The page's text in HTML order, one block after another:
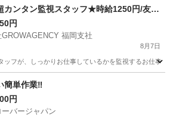
カンタン監視スタッフ★時給1250円/友達
にも(笑)
円
福岡支社
8月7日
ッフが、しっかりお仕事しているかを監視するお仕事
スタッフ
簡単作業‼
円
ーバージャパン